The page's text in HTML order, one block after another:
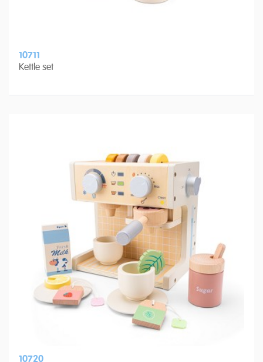
10711
Kettle set
10720